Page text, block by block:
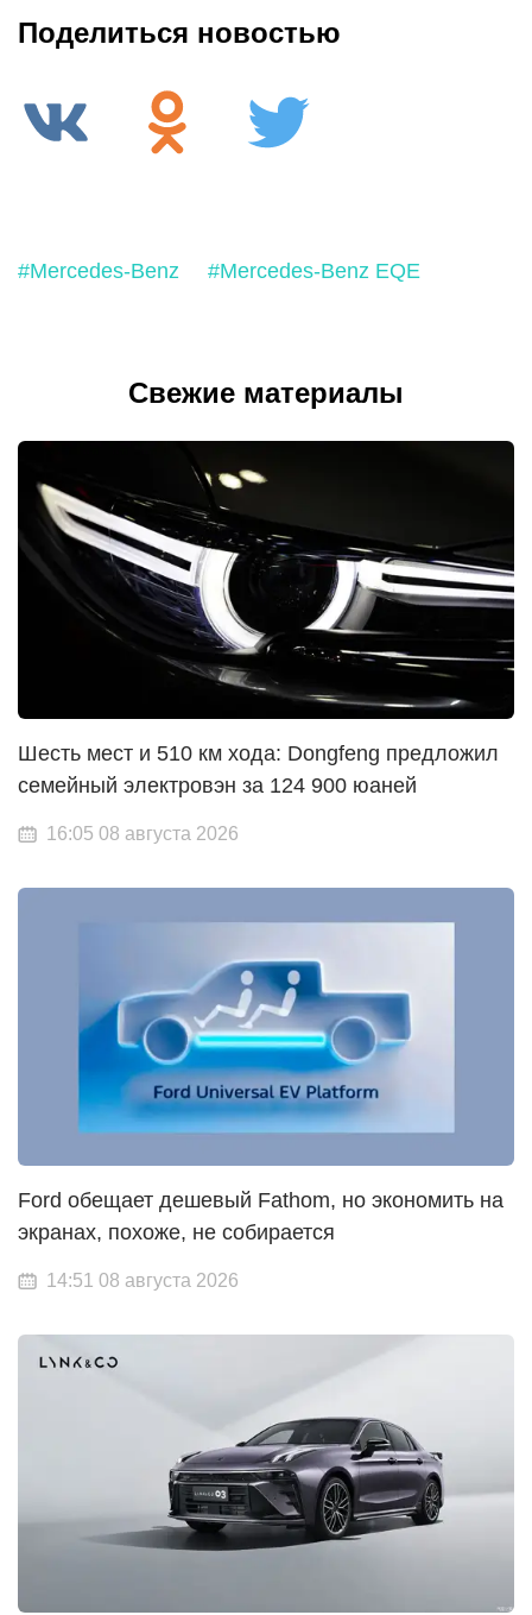
Поделиться новостью
#Mercedes-Benz #Mercedes-Benz EQE
Свежие материалы
Шесть мест и 510 км хода: Dongfeng предложил
семейный электровэн за 124 900 юаней
16:05 08 августа 2026
Ford обещает дешевый Fathom, но экономить на
экранах, похоже, не собирается
14:51 08 августа 2026